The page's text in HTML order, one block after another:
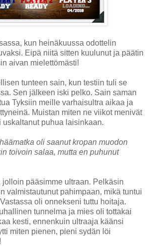
kun heinäkuussa odottelin
Eipä niitä sitten kuulunut ja päätin
aivan mielettömästi!
tunteen sain, kun testiin tuli se
Sen jälkeen iski pelko. Sain saman
Tyksiin meille varhaisultra aikaa ja
Muistan miten ne viikot menivät
uskaltanut puhua laisinkaan.
oli saanut kropan muodon
toivoin salaa, mutta en puhunut
pääsimme ultraan. Pelkäsin
valmistautunut pahimpaan, mikä tuntui
oli onnekseni tuttu hoitaja.
tunnelma ja mies oli tottakai
kesti, ennenkuin ultraaja käänsi
miten pienen, pieni sydän löi